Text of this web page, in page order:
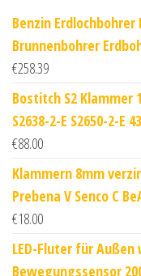
Benzin
Brunnenbohrer
€258.39
Bostitch S2 Klammer
S2638-2-E S2650-2-E
€88.00
Klammern 8mm
Prebena V Senco C
€18.00
LED-Fluter für
Bewegungssensor